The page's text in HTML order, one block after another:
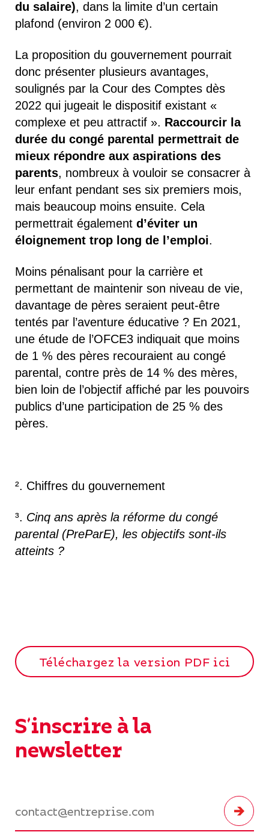
du salaire), dans la limite d’un certain
plafond (environ 2 000 €).
La proposition du gouvernement pourrait
donc présenter plusieurs avantages,
soulignés par la Cour des Comptes dès
2022 qui jugeait le dispositif existant «
complexe et peu attractif ». Raccourcir la
durée du congé parental permettrait de
mieux répondre aux aspirations des
parents, nombreux à vouloir se consacrer à
leur enfant pendant ses six premiers mois,
mais beaucoup moins ensuite. Cela
permettrait également d’éviter un
éloignement trop long de l’emploi.
Moins pénalisant pour la carrière et
permettant de maintenir son niveau de vie,
davantage de pères seraient peut-être
tentés par l’aventure éducative ? En 2021,
une étude de l’OFCE3 indiquait que moins
de 1 % des pères recouraient au congé
parental, contre près de 14 % des mères,
bien loin de l’objectif affiché par les pouvoirs
publics d’une participation de 25 % des
pères.
². Chiffres du gouvernement
³. Cinq ans après la réforme du congé
parental (PreParE), les objectifs sont-ils
atteints ?
Téléchargez la version PDF ici
S'inscrire à la
newsletter